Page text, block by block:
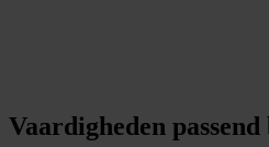
Vaardigheden